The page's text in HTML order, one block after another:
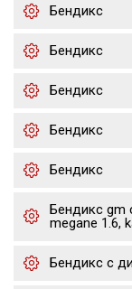
Бендикс
Бендикс
Бендикс
Бендикс
Бендикс
Бендикс gm
megane 1.6,
Бендикс с